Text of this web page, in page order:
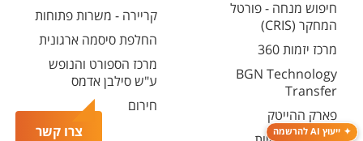
צרו קשר ייעוץ AI להרשמה
חיפוש מנחה - פורטל
המחקר (CRIS)
מרכז יזמות 360
BGN Technology
Transfer
פארק ההייטק
קריירה - משרות פתוחות
החלפת סיסמה ארגונית
מרכז הספורט והנופש
ע"ש סילבן אדמס
חירום